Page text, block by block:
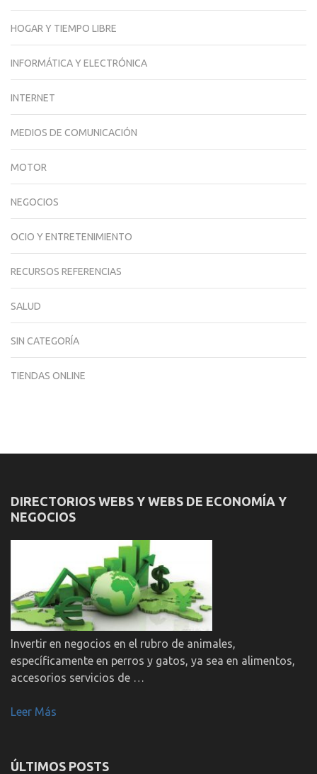
HOGAR Y TIEMPO LIBRE
INFORMÁTICA Y ELECTRÓNICA
INTERNET
MEDIOS DE COMUNICACIÓN
MOTOR
NEGOCIOS
OCIO Y ENTRETENIMIENTO
RECURSOS REFERENCIAS
SALUD
SIN CATEGORÍA
TIENDAS ONLINE
DIRECTORIOS WEBS Y WEBS DE ECONOMÍA Y
NEGOCIOS
Invertir en negocios en el rubro de animales,
específicamente en perros y gatos, ya sea en alimentos,
accesorios servicios de …
Leer Más
ÚLTIMOS POSTS